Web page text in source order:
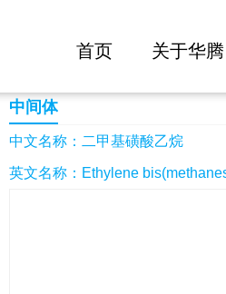
首页 关于华腾
二甲基磺酸乙烷
中间体
中文名称：二甲基磺酸乙烷
英文名称：Ethylene